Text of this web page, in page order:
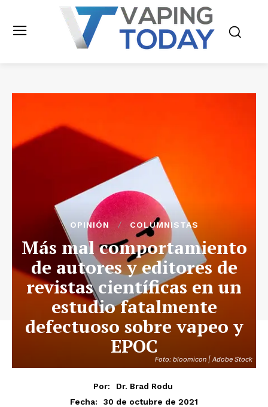
Foto: bloomicon | Adobe Stock
OPINIÓN COLUMNISTAS
Más mal comportamiento
de autores y editores de
revistas científicas en un
estudio fatalmente
defectuoso sobre vapeo y
EPOC
Por:
Dr. Brad Rodu
Fecha:
30 de octubre de 2021